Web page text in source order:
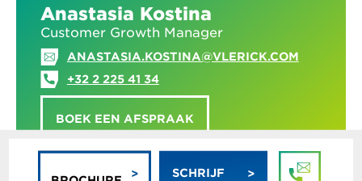
SCHRIJF
Anastasia Kostina
Customer Growth Manager
ANASTASIA.KOSTINA@VLERICK.COM
+32 2 225 41 34
BOEK EEN AFSPRAAK